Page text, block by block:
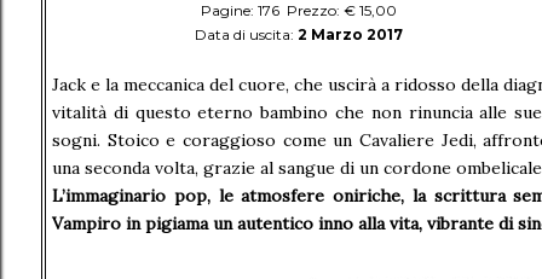
Pagine: 176 Prezzo: € 15,00
Data di uscita: 2 Marzo 2017
Jack e la meccanica del cuore, che uscirà a ridosso della
vitalità di questo eterno bambino che non rinuncia alle
sogni. Stoico e coraggioso come un Cavaliere Jedi,
una seconda volta, grazie al sangue di un cordone
L’immaginario pop, le atmosfere oniriche, la scrittura
Vampiro in pigiama un autentico inno alla vita, vibrante di